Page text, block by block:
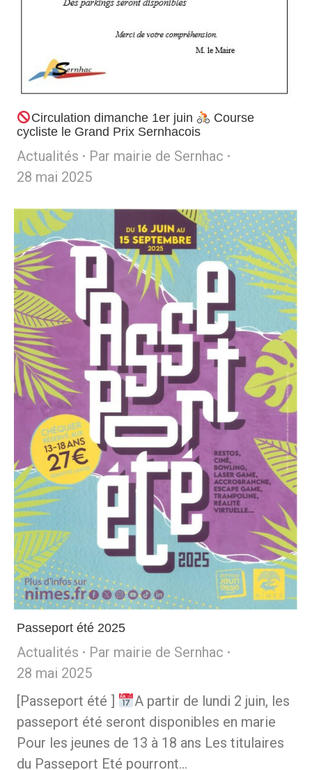
Circulation dimanche 1er juin
Course
cycliste le Grand Prix Sernhacois
Actualités Par mairie de Sernhac
28 mai 2025
Passeport été 2025
Actualités Par mairie de Sernhac
28 mai 2025
[Passeport été ]
A partir de lundi 2 juin, les
passeport été seront disponibles en marie
Pour les jeunes de 13 à 18 ans Les titulaires
du Passeport Eté pourront…